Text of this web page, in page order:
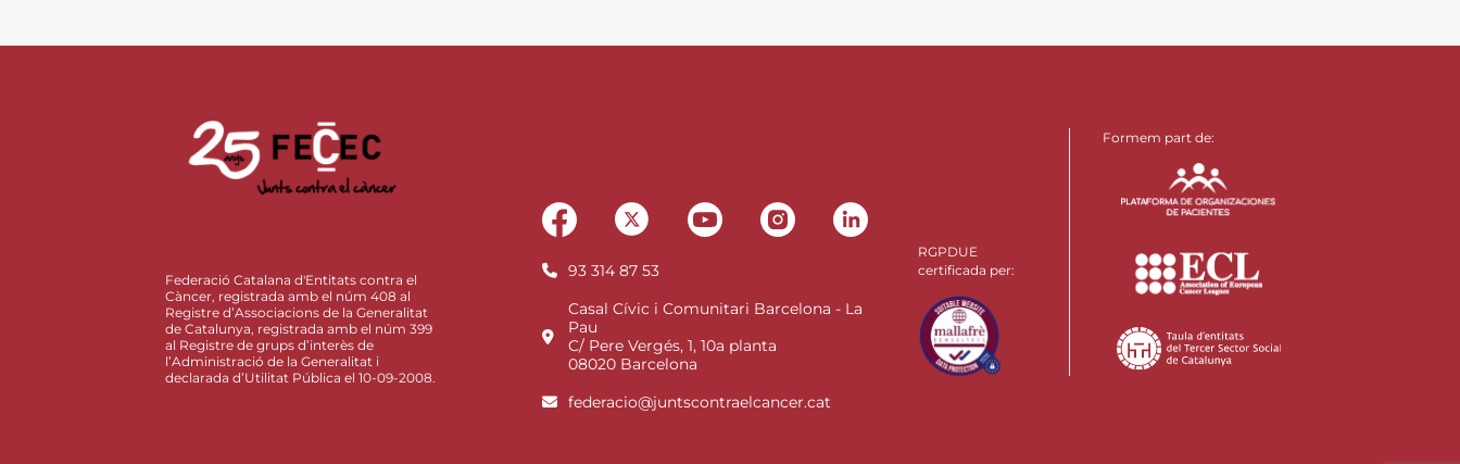
Federació Catalana d'Entitats contra el
Càncer, registrada amb el núm 408 al
Registre d’Associacions de la Generalitat
de Catalunya, registrada amb el núm 399
al Registre de grups d’interès de
l’Administració de la Generalitat i
declarada d’Utilitat Pública el 10-09-2008.
93 314 87 53
Casal Cívic i Comunitari Barcelona - La
Pau
C/ Pere Vergés, 1, 10a planta
08020 Barcelona
federacio@juntscontraelcancer.cat
RGPDUE
certificada per:
Formem part de: